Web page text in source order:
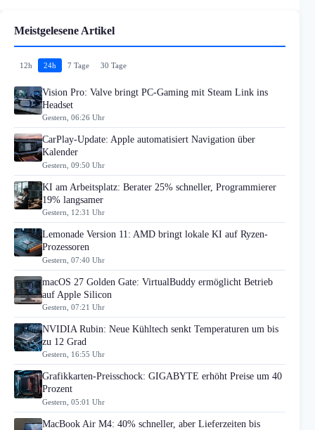
Meistgelesene Artikel
12h 24h 7 Tage 30 Tage
Vision Pro: Valve bringt PC-Gaming mit Steam Link ins
Headset
Gestern, 06:26 Uhr
CarPlay-Update: Apple automatisiert Navigation über
Kalender
Gestern, 09:50 Uhr
KI am Arbeitsplatz: Berater 25% schneller, Programmierer
19% langsamer
Gestern, 12:31 Uhr
Lemonade Version 11: AMD bringt lokale KI auf Ryzen-
Prozessoren
Gestern, 07:40 Uhr
macOS 27 Golden Gate: VirtualBuddy ermöglicht Betrieb
auf Apple Silicon
Gestern, 07:21 Uhr
NVIDIA Rubin: Neue Kühltech senkt Temperaturen um bis
zu 12 Grad
Gestern, 16:55 Uhr
Grafikkarten-Preisschock: GIGABYTE erhöht Preise um 40
Prozent
Gestern, 05:01 Uhr
MacBook Air M4: 40% schneller, aber Lieferzeiten bis